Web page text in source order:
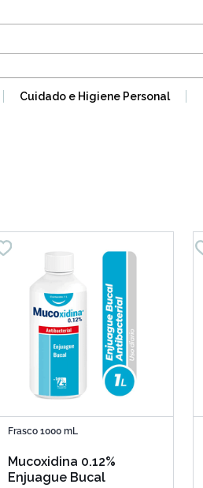
Cuidado e Higiene Personal
Frasco 1000 mL
Mucoxidina 0.12%
Enjuague Bucal